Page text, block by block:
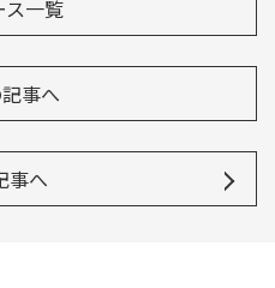
プのご案内
ス一覧
事へ
事へ